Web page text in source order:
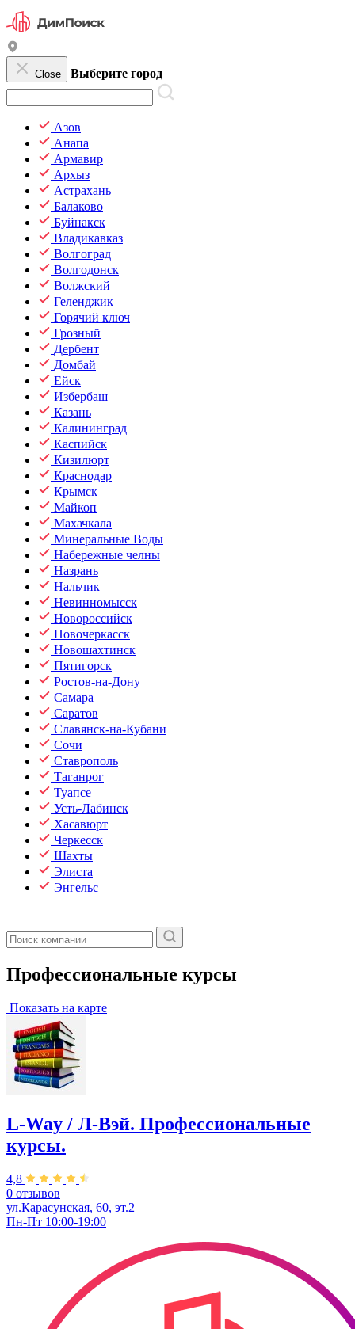
Close Выберите город
Азов
Анапа
Армавир
Архыз
Астрахань
Балаково
Буйнакск
Владикавказ
Волгоград
Волгодонск
Волжский
Геленджик
Горячий ключ
Грозный
Дербент
Домбай
Ейск
Избербаш
Казань
Калининград
Каспийск
Кизилюрт
Краснодар
Крымск
Майкоп
Махачкала
Минеральные Воды
Набережные челны
Назрань
Нальчик
Невинномысск
Новороссийск
Новочеркасск
Новошахтинск
Пятигорск
Ростов-на-Дону
Самара
Саратов
Славянск-на-Кубани
Сочи
Ставрополь
Таганрог
Туапсе
Усть-Лабинск
Хасавюрт
Черкесск
Шахты
Элиста
Энгельс
Профессиональные курсы
Показать на карте
L-Way / Л-Вэй. Профессиональные
курсы.
4,8
0 отзывов
ул.Карасунская, 60, эт.2
Пн-Пт 10:00-19:00